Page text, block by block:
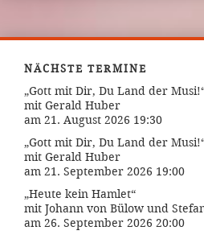
NÄCHSTE TERMINE
„Gott mit Dir, Du Land der
mit Gerald Huber
am 21. August 2026 19:30
„Gott mit Dir, Du Land der
mit Gerald Huber
am 21. September 2026 19:00
„Heute kein Hamlet“
mit Johann von Bülow und
am 26. September 2026 20:00